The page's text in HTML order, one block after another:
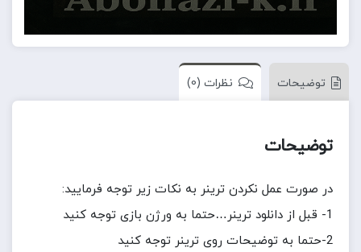
توضیحات نظرات (0)
توضیحات
در صورت عمل نکردن ترینر به نکات زیر توجه فرمایید:
1- قبل از دانلود ترینر…حتما به ورژن بازی توجه کنید
2-حتما به توضیحات روی ترینر توجه کنید